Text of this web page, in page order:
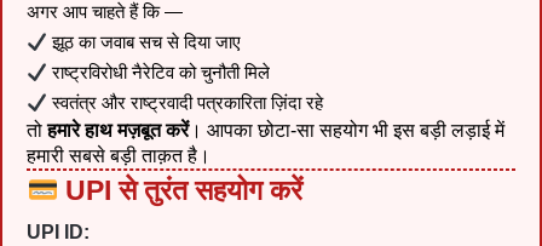
अगर आप चाहते हैं कि —
झूठ का जवाब सच से दिया जाए
राष्ट्रविरोधी नैरेटिव को चुनौती मिले
स्वतंत्र और राष्ट्रवादी पत्रकारिता ज़िंदा रहे
तोहमारे हाथ मज़बूत करें। आपका छोटा-सा सहयोग भी इस बड़ी लड़ाई में
हमारी सबसे बड़ी ताक़त है।
UPI से तुरंत सहयोग करें
UPI ID: